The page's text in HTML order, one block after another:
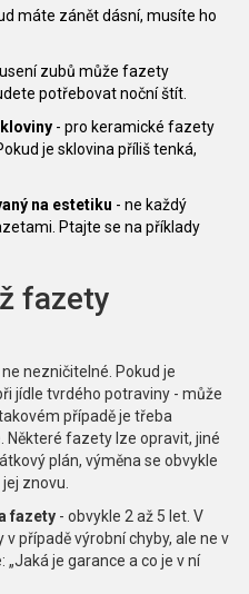
máte zánět dásní, musíte ho
zubů může fazety
potřebovat noční štít.
- pro keramické fazety
je sklovina příliš tenká,
na estetiku - ne každý
Ptajte se na příklady
fazety
nezničitelné. Pokud je
jídle tvrdého potraviny - může
případě je třeba
Některé fazety lze opravit, jiné
plán, výměna se obvykle
znovu.
fazety - obvykle 2 až 5 let. V
případě výrobní chyby, ale ne v
je garance a co je v ní